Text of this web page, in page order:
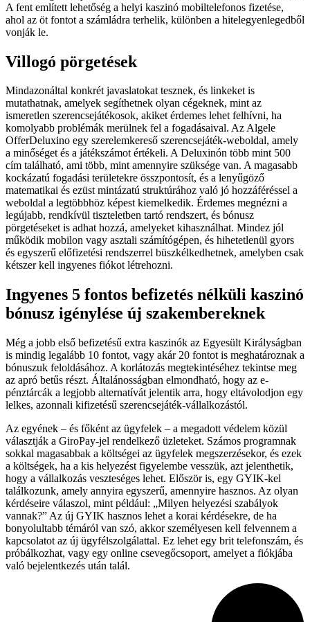
A fent említett lehetőség a helyi kaszinó mobiltelefonos fizetése,
ahol az öt fontot a számládra terhelik, különben a hitelegyenlegedből
vonják le.
Villogó pörgetések
Mindazonáltal konkrét javaslatokat tesznek, és linkeket is
mutathatnak, amelyek segíthetnek olyan cégeknek, mint az
ismeretlen szerencsejátékosok, akiket érdemes lehet felhívni, ha
komolyabb problémák merülnek fel a fogadásaival. Az Algele
OfferDeluxino egy szerelemkereső szerencsejáték-weboldal, amely
a minőséget és a játékszámot értékeli. A Deluxinón több mint 500
cím található, ami több, mint amennyire szüksége van. A magasabb
kockázatú fogadási területekre összpontosít, és a lenyűgöző
matematikai és ezüst mintázatú struktúrához való jó hozzáféréssel a
weboldal a legtöbbhöz képest kiemelkedik. Érdemes megnézni a
legújabb, rendkívül tiszteletben tartó rendszert, és bónusz
pörgetéseket is adhat hozzá, amelyeket kihasználhat. Mindez jól
működik mobilon vagy asztali számítógépen, és hihetetlenül gyors
és egyszerű előfizetési rendszerrel büszkélkedhetnek, amelyben csak
kétszer kell ingyenes fiókot létrehozni.
Ingyenes 5 fontos befizetés nélküli kaszinó
bónusz igénylése új szakembereknek
Még a jobb első befizetésű extra kaszinók az Egyesült Királyságban
is mindig legalább 10 fontot, vagy akár 20 fontot is meghatároznak a
bónuszuk feloldásához. A korlátozás megtekintéséhez tekintse meg
az apró betűs részt. Általánosságban elmondható, hogy az e-
pénztárcák a legjobb alternatívát jelentik arra, hogy eltávolodjon egy
lelkes, azonnali kifizetésű szerencsejáték-vállalkozástól.
Az egyének – és főként az ügyfelek – a megadott védelem közül
választják a GiroPay-jel rendelkező üzleteket. Számos programnak
sokkal magasabbak a költségei az ügyfelek megszerzésekor, és ezek
a költségek, ha a kis helyezést figyelembe vesszük, azt jelenthetik,
hogy a vállalkozás veszteséges lehet. Először is, egy GYIK-kel
találkozunk, amely annyira egyszerű, amennyire hasznos. Az olyan
kérdéseire válaszol, mint például: „Milyen helyezési szabályok
vannak?” Az új GYIK hasznos lehet a korai kérdésekre, de ha
bonyolultabb témáról van szó, akkor személyesen kell felvennem a
kapcsolatot az új ügyfélszolgálattal. Ez lehet egy brit telefonszám, és
próbálkozhat, vagy egy online csevegőcsoport, amelyet a fiókjába
való bejelentkezés után talál.